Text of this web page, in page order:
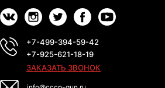
+7-499-394-59-42
+7-925-621-18-19
ЗАКАЗАТЬ ЗВОНОК